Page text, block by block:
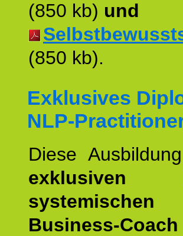
(850 kb) und
(850 kb).
Exklusives
NLP-
Diese
exklusiven
systemischen
Business-Coach